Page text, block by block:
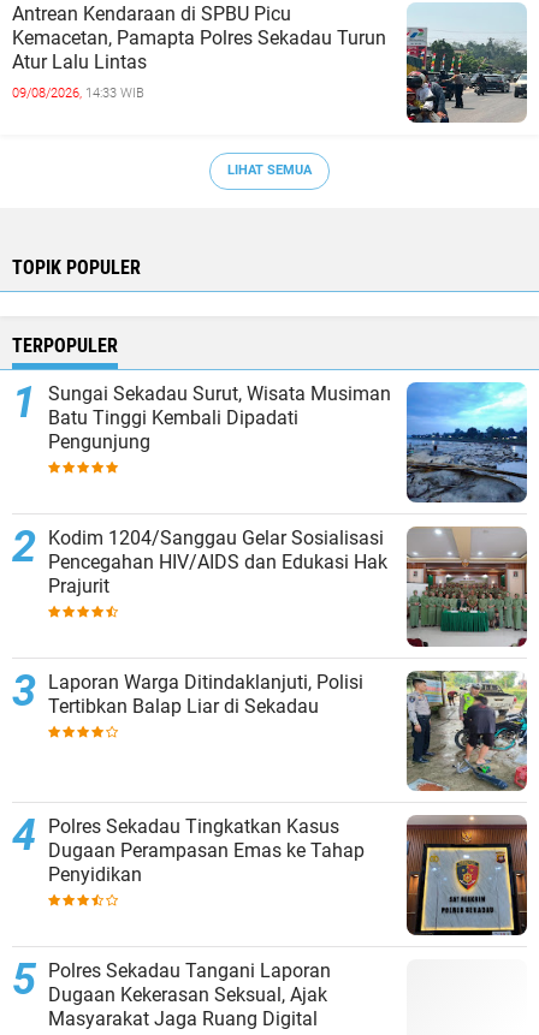
Antrean Kendaraan di SPBU Picu
Kemacetan, Pamapta Polres Sekadau Turun
Atur Lalu Lintas
09/08/2026, 14:33 WIB
LIHAT SEMUA
TOPIK POPULER
TERPOPULER
Sungai Sekadau Surut, Wisata Musiman
Batu Tinggi Kembali Dipadati
Pengunjung
Kodim 1204/Sanggau Gelar Sosialisasi
Pencegahan HIV/AIDS dan Edukasi Hak
Prajurit
Laporan Warga Ditindaklanjuti, Polisi
Tertibkan Balap Liar di Sekadau
Polres Sekadau Tingkatkan Kasus
Dugaan Perampasan Emas ke Tahap
Penyidikan
Polres Sekadau Tangani Laporan
Dugaan Kekerasan Seksual, Ajak
Masyarakat Jaga Ruang Digital